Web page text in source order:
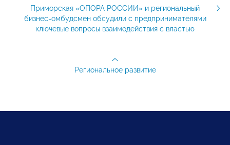
Приморская «ОПОРА РОССИИ» и региональный
бизнес-омбудсмен обсудили с предпринимателями
ключевые вопросы взаимодействия с властью
Региональное развитие